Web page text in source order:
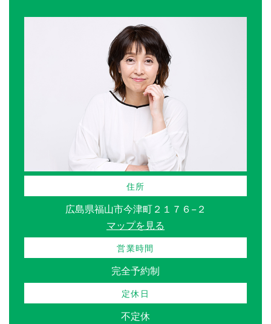
住所
広島県福山市今津町２１７６−２
マップを見る
営業時間
完全予約制
定休日
不定休